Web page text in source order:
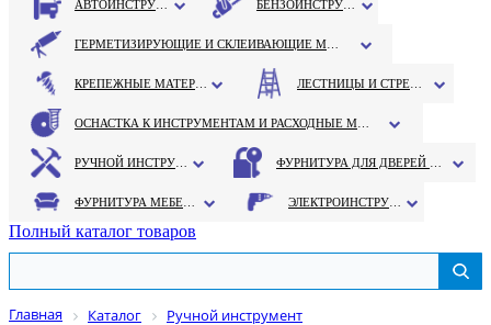
Полный каталог товаров
Главная Каталог
Ручной инструмент